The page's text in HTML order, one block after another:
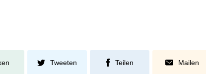
Tweeten Teilen Mailen